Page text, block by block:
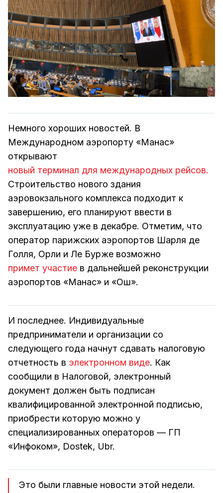
Немного хороших новостей. В
Международном аэропорту «Манас»
открывают
новый терминал для международных рейсов.
Строительство нового здания
аэровокзального комплекса подходит к
завершению, его планируют ввести в
эксплуатацию уже в декабре. Отметим, что
оператор парижских аэропортов Шарля де
Голля, Орли и Ле Бурже возможно
примет участие в дальнейшей реконструкции
аэропортов «Манас» и «Ош».
И последнее. Индивидуальные
предприниматели и организации со
следующего года начнут сдавать налоговую
отчетность в электронном виде. Как
сообщили в Налоговой, электронный
документ должен быть подписан
квалифицированной электронной подписью,
приобрести которую можно у
специализированных операторов — ГП
«Инфоком», Dostek, Ubr.
Это были главные новости этой недели.